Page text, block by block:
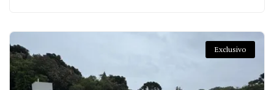
Exclusivo